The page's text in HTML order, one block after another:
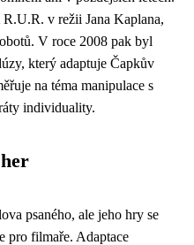
v režii Jana Kaplana,
V roce 2008 pak byl
který adaptuje Čapkův
na téma manipulace s
individuality.
psaného, ale jeho hry se
pro filmaře. Adaptace